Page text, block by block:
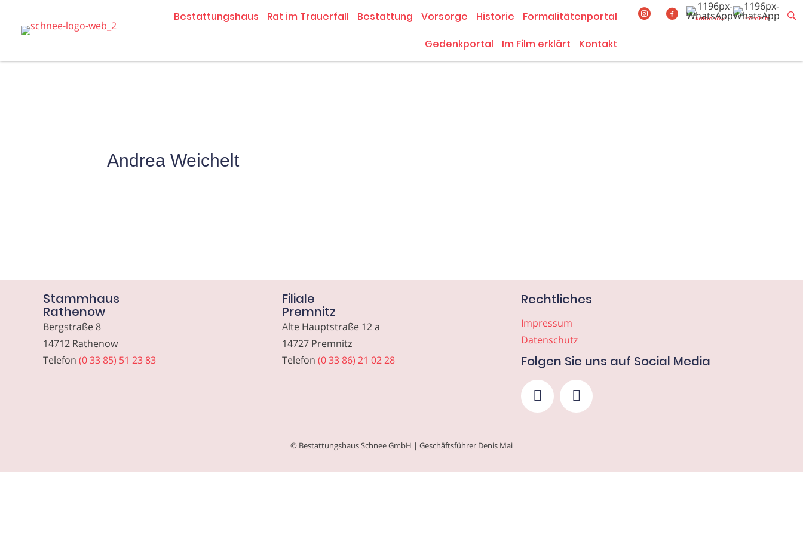
Inhalt
Bestattungshaus Rat im Trauerfall Bestattung Vorsorge Historie
Formalitätenportal
Gedenkportal
Im Film erklärt Kontakt
Rathenow Premnitz
Andrea Weichelt
Stammhaus
Rathenow
Bergstraße 8
14712 Rathenow
Telefon (0 33 85) 51 23 83
Filiale
Premnitz
Alte Hauptstraße 12 a
14727 Premnitz
Telefon (0 33 86) 21 02 28
Rechtliches
Impressum
Datenschutz
Folgen Sie uns auf Social Media
© Bestattungshaus Schnee GmbH | Geschäftsführer Denis Mai